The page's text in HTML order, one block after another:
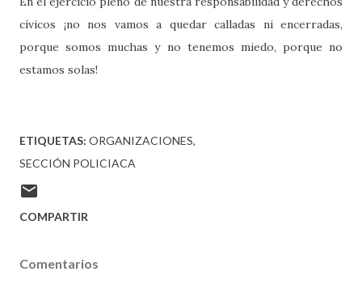
cívicos ¡no nos vamos a quedar calladas ni encerradas,
porque somos muchas y no tenemos miedo, porque no
estamos solas!
ETIQUETAS: ORGANIZACIONES
SECCIÓN POLICIACA
COMPARTIR
Comentarios